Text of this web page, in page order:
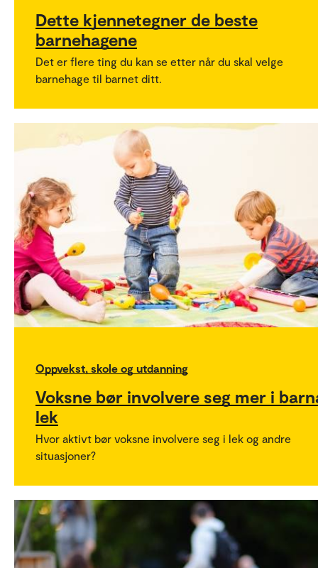
Dette kjennetegner de beste
barnehagene
Det er flere ting du kan se etter når du skal velge
barnehage til barnet ditt.
Oppvekst, skole og utdanning
Voksne bør involvere seg mer i
lek
Hvor aktivt bør voksne involvere seg i lek og andre
situasjoner?